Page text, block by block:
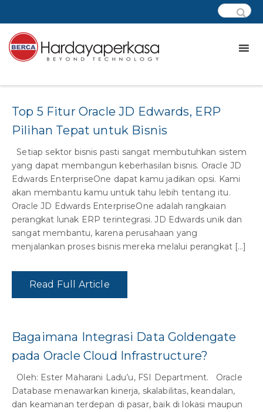
Top 5 Fitur Oracle JD Edwards, ERP
Pilihan Tepat untuk Bisnis
Setiap sektor bisnis pasti sangat membutuhkan sistem
yang dapat membangun keberhasilan bisnis. Oracle JD
Edwards EnterpriseOne dapat kamu jadikan opsi. Kami
akan membantu kamu untuk tahu lebih tentang itu.
Oracle JD Edwards EnterpriseOne adalah rangkaian
perangkat lunak ERP terintegrasi. JD Edwards unik dan
sangat membantu, karena perusahaan yang
menjalankan proses bisnis mereka melalui perangkat […]
Read Full Article
Bagaimana Integrasi Data Goldengate
pada Oracle Cloud Infrastructure?
Oleh: Ester Maharani Ladu’u, FSI Department. Oracle
Database menawarkan kinerja, skalabilitas, keandalan,
dan keamanan terdepan di pasar, baik di lokasi maupun